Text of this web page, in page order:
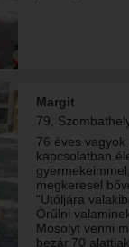
Margit
79,
76 éves vagyok
kapcsolatban
megkeresel
"Utóljára
Örűlni
Mosolyt venni
bezár.70